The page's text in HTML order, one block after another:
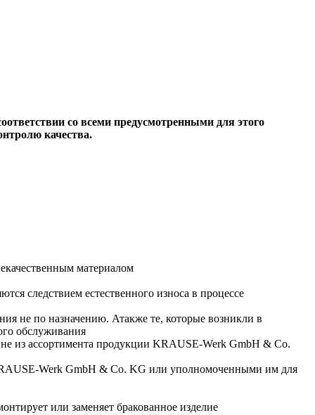
со всеми предусмотренными для этого
качества.
материалом
следствием естественного износа в процессе
не по назначению. Атакже те, которые возникли в
обслуживания
из ассортимента продукции KRAUSE-Werk GmbH & Со.
Werk GmbH & Со. KG или уполномоченными им для
или заменяет бракованное изделие